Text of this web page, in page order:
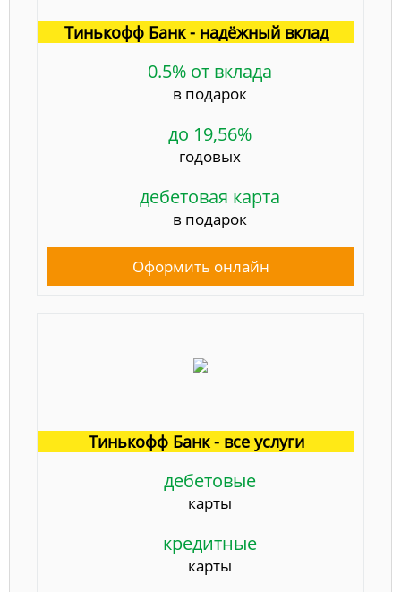
Тинькофф Банк - надёжный вклад
0.5% от вклада
в подарок
до 19,56%
годовых
дебетовая карта
в подарок
Оформить онлайн
Тинькофф Банк - все услуги
дебетовые
карты
кредитные
карты